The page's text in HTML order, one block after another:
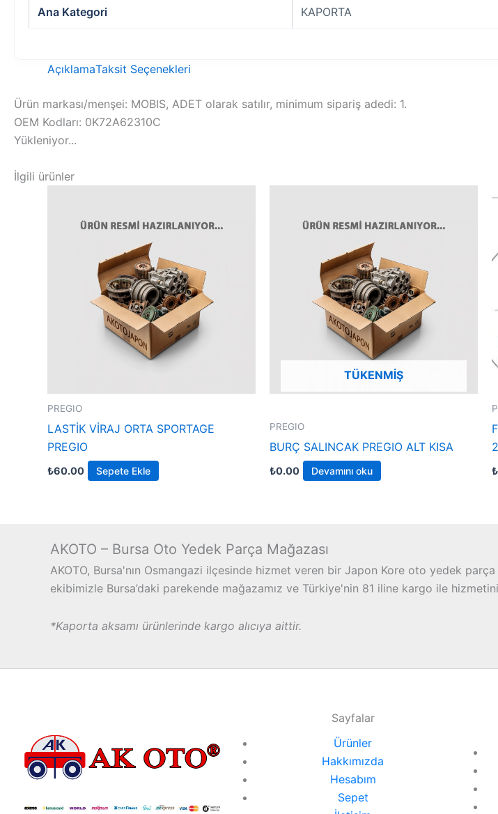
Ana Kategori KAPORTA
AçıklamaTaksit Seçenekleri
Ürün markası/menşei: MOBIS, ADET olarak satılır, minimum sipariş adedi: 1.
OEM Kodları: 0K72A62310C
Yükleniyor...
İlgili ürünler
PREGIO
LASTİK VİRAJ ORTA SPORTAGE
PREGIO
₺60.00 Sepete Ekle
TÜKENMIŞ
PREGIO
BURÇ SALINCAK PREGIO ALT KISA
₺0.00 Devamını oku ₺
AKOTO – Bursa Oto Yedek Parça Mağazası
AKOTO, Bursa'nın Osmangazi ilçesinde hizmet veren bir Japon Kore oto yedek
ekibimizle Bursa’daki parekende mağazamız ve Türkiye'nin 81 iline kargo ile
*Kaporta aksamı ürünlerinde kargo alıcıya aittir.
Sayfalar
Ürünler
Hakkımızda
Hesabım
Sepet